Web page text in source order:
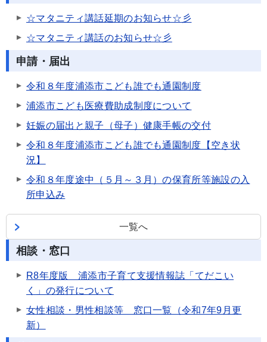
☆マタニティ講話延期のお知らせ☆彡
☆マタニティ講話のお知らせ☆彡
申請・届出
令和８年度浦添市こども誰でも通園制度
浦添市こども医療費助成制度について
妊娠の届出と親子（母子）健康手帳の交付
令和８年度浦添市こども誰でも通園制度【空き状
況】
令和８年度途中（５月～３月）の保育所等施設の入
所申込み
一覧へ
相談・窓口
R8年度版 浦添市子育て支援情報誌「てだこい
く」の発行について
女性相談・男性相談等 窓口一覧（令和7年9月更
新）